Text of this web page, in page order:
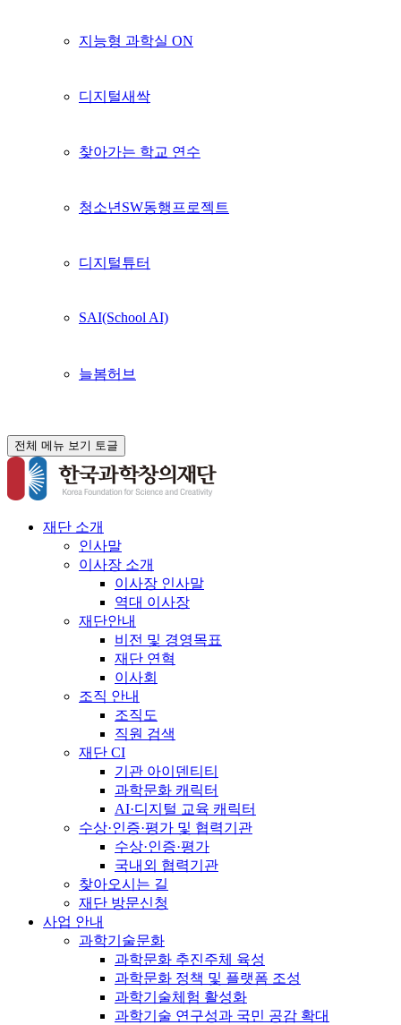
지능형 과학실 ON
디지털새싹
찾아가는 학교 연수
청소년SW동행프로젝트
디지털튜터
SAI(School AI)
늘봄허브
전체 메뉴 보기 토글
재단 소개
인사말
이사장 소개
이사장 인사말
역대 이사장
재단안내
비전 및 경영목표
재단 연혁
이사회
조직 안내
조직도
직원 검색
재단 CI
기관 아이덴티티
과학문화 캐릭터
AI·디지털 교육 캐릭터
수상·인증·평가 및 협력기관
수상·인증·평가
국내외 협력기관
찾아오시는 길
재단 방문신청
사업 안내
과학기술문화
과학문화 추진주체 육성
과학문화 정책 및 플랫폼 조성
과학기술체험 활성화
과학기술 연구성과 국민 공감 확대